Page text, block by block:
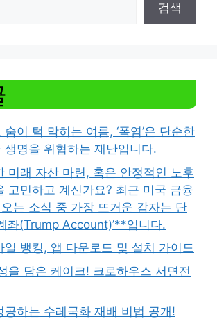
검색
이 턱 막히는 여름, ‘폭염’은 단순한
생명을 위협하는 재난입니다.
미래 자산 마련, 혹은 안정적인 노후
고민하고 계신가요? 최근 미국 금융
는 소식 중 가장 뜨거운 감자는 단
좌(Trump Account)’**입니다.
일 뱅킹, 앱 다운로드 및 설치 가이드
을 담은 케이크! 크로하우스 서면전
공하는 수레국화 재배 비법 공개!